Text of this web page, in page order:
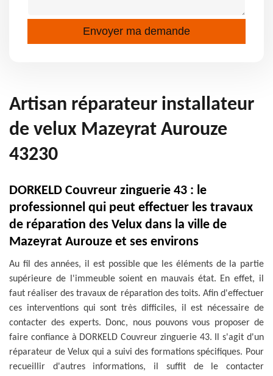
Artisan réparateur installateur
de velux Mazeyrat Aurouze
43230
DORKELD Couvreur zinguerie 43 : le
professionnel qui peut effectuer les travaux
de réparation des Velux dans la ville de
Mazeyrat Aurouze et ses environs
Au fil des années, il est possible que les éléments de la partie
supérieure de l'immeuble soient en mauvais état. En effet, il
faut réaliser des travaux de réparation des toits. Afin d'effectuer
ces interventions qui sont très difficiles, il est nécessaire de
contacter des experts. Donc, nous pouvons vous proposer de
faire confiance à DORKELD Couvreur zinguerie 43. Il s'agit d'un
réparateur de Velux qui a suivi des formations spécifiques. Pour
recueillir d'autres informations, il suffit de le contacter